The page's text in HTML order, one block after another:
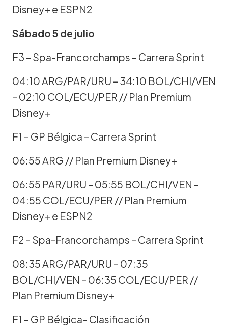
Disney+ e ESPN2
Sábado 5 de julio
F3 – Spa-Francorchamps – Carrera Sprint
04:10 ARG/PAR/URU – 34:10 BOL/CHI/VEN
– 02:10 COL/ECU/PER // Plan Premium
Disney+
F1 – GP Bélgica – Carrera Sprint
06:55 ARG // Plan Premium Disney+
06:55 PAR/URU – 05:55 BOL/CHI/VEN –
04:55 COL/ECU/PER // Plan Premium
Disney+ e ESPN2
F2 – Spa-Francorchamps – Carrera Sprint
08:35 ARG/PAR/URU – 07:35
BOL/CHI/VEN – 06:35 COL/ECU/PER //
Plan Premium Disney+
F1 – GP Bélgica– Clasificación